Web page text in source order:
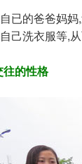
已的爸爸妈
己洗衣服等,
的性格